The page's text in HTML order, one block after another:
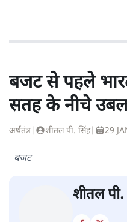
बजट से पहले
सतह के नीचे
अर्थतंत्र शीतल पी. सिंह| 29